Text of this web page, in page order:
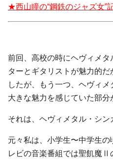
★西山瞳の“鋼鉄のジャズ女”
前回、高校の時にヘヴィメ
ターとギタリストが魅力的
したが、もう一つ、ヘヴィメ
大きな魅力を感じていた部分
それは、ヘヴィメタル・シン
元々私は、小学生〜中学生の
レビの音楽番組では聖飢魔Ⅱ